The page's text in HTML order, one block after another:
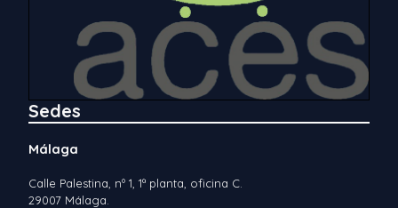
Sedes
Málaga
Calle Palestina, nº 1, 1ª planta, oficina C.
29007 Málaga.